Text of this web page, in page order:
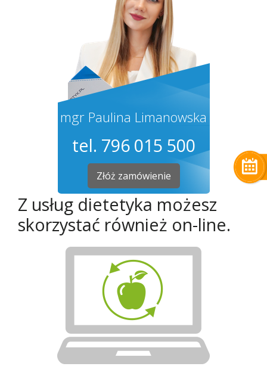
mgr Paulina Limanowska
tel. 796 015 500
Złóż zamówienie
Z usług dietetyka możesz
skorzystać również on-line.